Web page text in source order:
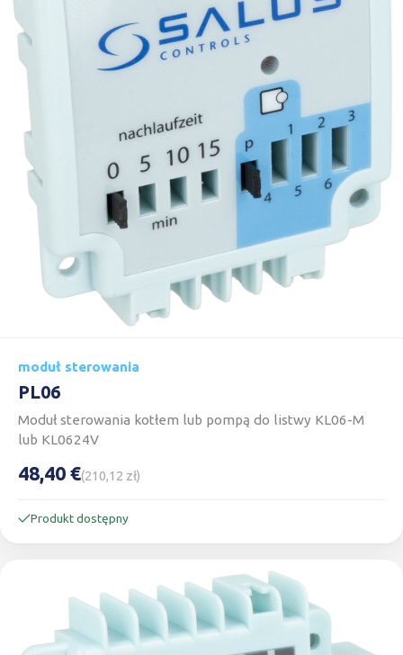
moduł sterowania
PL06
Moduł sterowania kotłem lub pompą do listwy KL06-M
lub KL0624V
48,40 €(210,12 zł)
Produkt dostępny